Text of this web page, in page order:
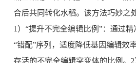
合后共同转化水稻。该方法巧妙之
1）“提升不完全编辑比例”：通过
“错配”序列，适度降低基因编辑效
存活的不完全编辑突变体的比例。2